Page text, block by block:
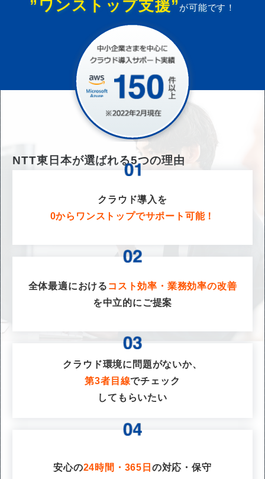
”ワンストップ支援” が可能です！
NTT東日本が選ばれる5つの理由
クラウド導入を
0からワンストップでサポート可能！
全体最適における コスト効率・業務効率の改善
を中立的にご提案
クラウド環境に問題がないか、
第3者目線でチェック
してもらいたい
安心の24時間・365日 の対応・保守